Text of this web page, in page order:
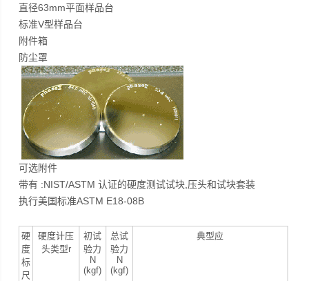
直径63mm平面样品台
标准V型样品台
附件箱
防尘罩
可选附件
带有 :NIST/ASTM 认证的硬度测试试块,压头和试块套装
执行美国标准ASTM E18-08B
硬
度
标
尺
硬度计压
头类型r
初试
验力
N
(kgf)
总试
验力
N
(kgf)
典型应